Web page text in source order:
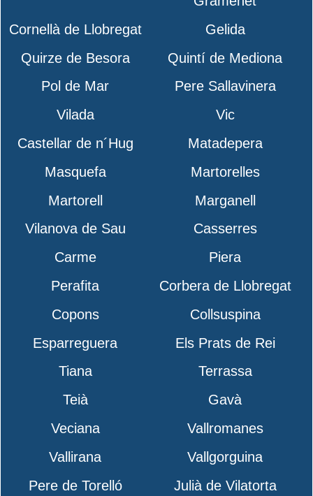
Cornellà de Llobregat
Gelida
Quirze de Besora
Quintí de Mediona
Pol de Mar
Pere Sallavinera
Vilada
Vic
Castellar de n´Hug
Matadepera
Masquefa
Martorelles
Martorell
Marganell
Vilanova de Sau
Casserres
Carme
Piera
Perafita
Corbera de Llobregat
Copons
Collsuspina
Esparreguera
Els Prats de Rei
Tiana
Terrassa
Teià
Gavà
Veciana
Vallromanes
Vallirana
Vallgorguina
Pere de Torelló
Julià de Vilatorta